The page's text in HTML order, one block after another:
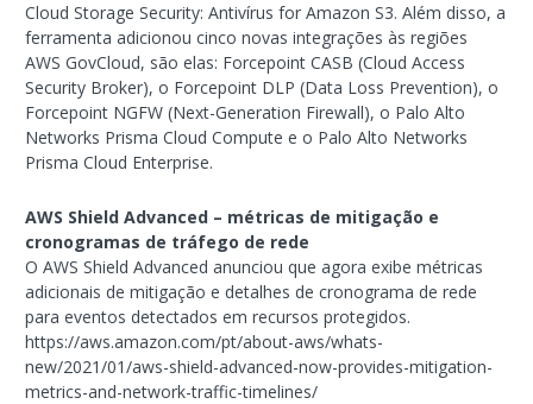
Cloud Storage Security: Antivírus for Amazon S3. Além disso, a
ferramenta adicionou cinco novas integrações às regiões
AWS GovCloud, são elas: Forcepoint CASB (Cloud Access
Security Broker), o Forcepoint DLP (Data Loss Prevention), o
Forcepoint NGFW (Next-Generation Firewall), o Palo Alto
Networks Prisma Cloud Compute e o Palo Alto Networks
Prisma Cloud Enterprise.
AWS Shield Advanced – métricas de mitigação e
cronogramas de tráfego de rede
O AWS Shield Advanced anunciou que agora exibe métricas
adicionais de mitigação e detalhes de cronograma de rede
para eventos detectados em recursos protegidos.
https://aws.amazon.com/pt/about-aws/whats-
new/2021/01/aws-shield-advanced-now-provides-mitigation-
metrics-and-network-traffic-timelines/